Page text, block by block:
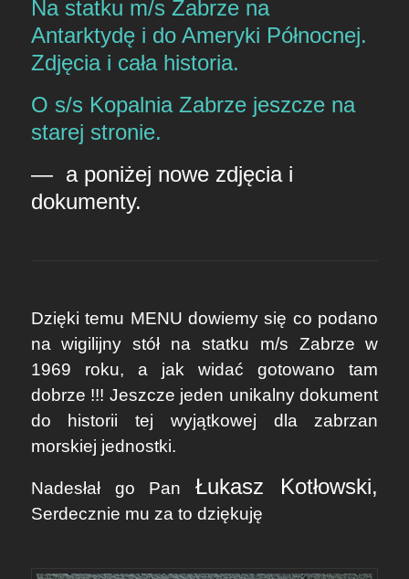
Na statku m/s Zabrze na
Antarktydę i do Ameryki Północnej.
Zdjęcia i cała historia.
O s/s Kopalnia Zabrze jeszcze na
starej stronie.
— a poniżej nowe zdjęcia i
dokumenty.
Dzięki temu MENU dowiemy się co podano
na wigilijny stół na statku m/s Zabrze w
1969 roku, a jak widać gotowano tam
dobrze !!! Jeszcze jeden unikalny dokument
do historii tej wyjątkowej dla zabrzan
morskiej jednostki.
Nadesłał go PanŁukasz Kotłowski,
Serdecznie mu za to dziękuję